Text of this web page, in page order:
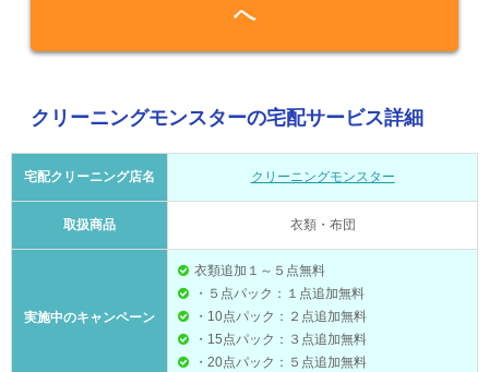
へ
クリーニングモンスターの宅配サービス詳細
宅配クリーニング店名 クリーニングモンスター
取扱商品 衣類・布団
実施中のキャンペーン
衣類追加１～５点無料
・５点パック：１点追加無料
・10点パック：２点追加無料
・15点パック：３点追加無料
・20点パック：５点追加無料